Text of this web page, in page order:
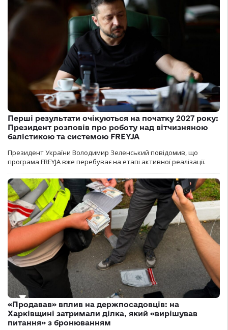
Перші результати очікуються на початку 2027 року:
Президент розповів про роботу над вітчизняною
балістикою та системою FREYJA
Президент України Володимир Зеленський повідомив, що
програма FREYJA вже перебуває на етапі активної реалізації.
«Продавав» вплив на держпосадовців: на
Харківщині затримали ділка, який «вирішував
питання» з бронюванням